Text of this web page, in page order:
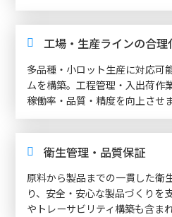
工場・生産ラインの合理
多品種・小ロット生産に対応可
ムを構築。工程管理・入出荷作
稼働率・品質・精度を向上させま
衛生管理・品質保証
原料から製品までの一貫した衛
り、安全・安心な製品づくりを
やトレーサビリティ構築も含まれ